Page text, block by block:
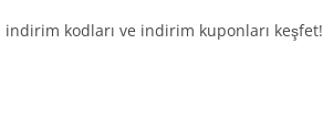
indirim kodları ve indirim kuponları keşfet!